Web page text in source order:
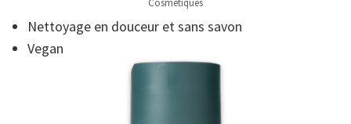
4,9 de 5 étoiles
Nettoyage en douceur et sans savon
Vegan